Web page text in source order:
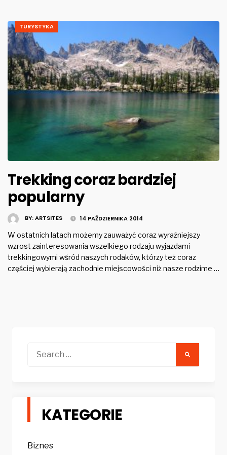
TURYSTYKA
Trekking coraz bardziej
popularny
BY:ARTSITES 14 PAŹDZIERNIKA 2014
W ostatnich latach możemy zauważyć coraz wyraźniejszy
wzrost zainteresowania wszelkiego rodzaju wyjazdami
trekkingowymi wśród naszych rodaków, którzy też coraz
częściej wybierają zachodnie miejscowości niż nasze rodzime …
Search
KATEGORIE
Biznes